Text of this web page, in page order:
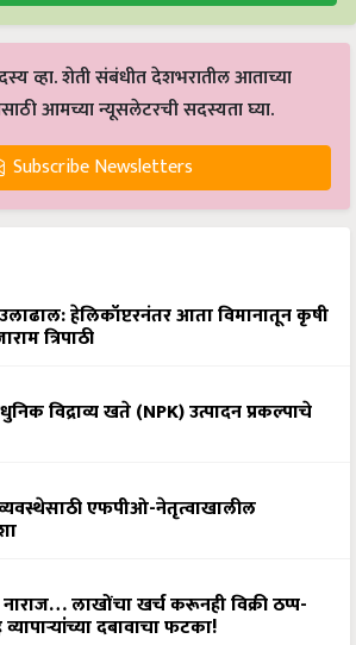
व्हा. शेती संबंधीत देशभरातील आताच्या
आमच्या न्यूसलेटरची सदस्यता घ्या.
Subscribe Newsletters
हेलिकॉप्टरनंतर आता विमानातून कृषी
त्रिपाठी
विद्राव्य खते (NPK) उत्पादन प्रकल्पाचे
एफपीओ-नेतृत्वाखालील
लाखोंचा खर्च करूनही विक्री ठप्प-
दबावाचा फटका!